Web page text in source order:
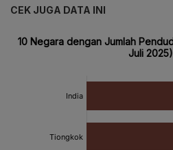
CEK JUGA DATA INI